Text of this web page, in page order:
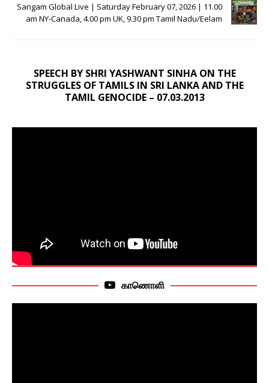
Sangam Global Live | Saturday February 07, 2026 | 11.00
am NY-Canada, 4.00 pm UK, 9.30 pm Tamil Nadu/Eelam
SPEECH BY SHRI YASHWANT SINHA ON THE
STRUGGLES OF TAMILS IN SRI LANKA AND THE
TAMIL GENOCIDE – 07.03.2013
காணொளி